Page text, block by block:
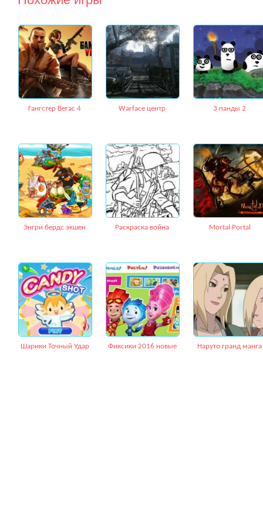
Гангстер Вегас 4 Warface центр 3 панды 2
Энгри бердс экшен Раскраска война Mortal Portal
Шарики Точный Удар Фиксики 2016 новые Наруто гранд манга